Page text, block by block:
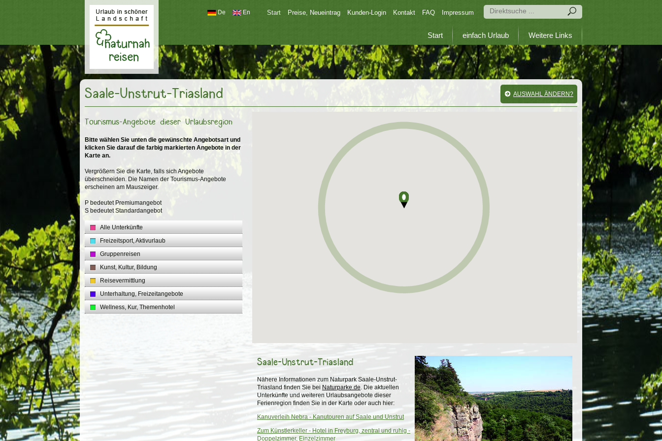
Naturnah reisen
Start Preise, Neueintrag Kunden-Login Kontakt FAQ Impressum
De En
Start einfach Urlaub Weitere Links
AUSWAHL ÄNDERN?
Saale-Unstrut-Triasland
Tourismus-Angebote dieser Urlaubsregion
Bitte wählen Sie unten die gewünschte Angebotsart und
klicken Sie darauf die farbig markierten Angebote in der
Karte an.
Vergrößern Sie die Karte, falls sich Angebote
überschneiden. Die Namen der Tourismus-Angebote
erscheinen am Mauszeiger.
P bedeutet Premiumangebot
S bedeutet Standardangebot
Alle Unterkünfte
Freizeitsport, Aktivurlaub
Gruppenreisen
Kunst, Kultur, Bildung
Reisevermittlung
Unterhaltung, Freizeitangebote
Wellness, Kur, Themenhotel
Saale-Unstrut-Triasland
Nähere Informationen zum Naturpark Saale-Unstrut-
Triasland finden Sie bei Naturparke.de. Die aktuellen
Unterkünfte und weiteren Urlaubsangebote dieser
Ferienregion finden Sie in der Karte oder auch hier:
Kanuverleih Nebra - Kanutouren auf Saale und Unstrut
Zum Künstlerkeller - Hotel in Freyburg, zentral und ruhig -
Doppelzimmer, Einzelzimmer